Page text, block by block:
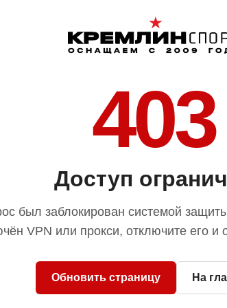
403
Доступ
был заблокирован системой
VPN или прокси, отключите его и
Обновить страницу На